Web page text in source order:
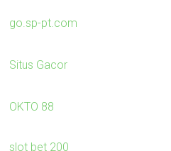
go.sp-pt.com
Situs Gacor
OKTO 88
slot bet 200